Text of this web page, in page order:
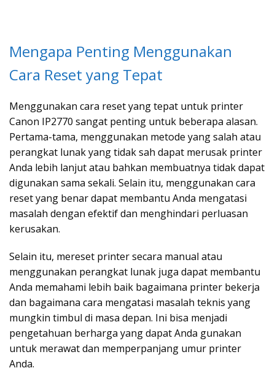
Mengapa Penting Menggunakan
Cara Reset yang Tepat
Menggunakan cara reset yang tepat untuk printer
Canon IP2770 sangat penting untuk beberapa alasan.
Pertama-tama, menggunakan metode yang salah atau
perangkat lunak yang tidak sah dapat merusak printer
Anda lebih lanjut atau bahkan membuatnya tidak dapat
digunakan sama sekali. Selain itu, menggunakan cara
reset yang benar dapat membantu Anda mengatasi
masalah dengan efektif dan menghindari perluasan
kerusakan.
Selain itu, mereset printer secara manual atau
menggunakan perangkat lunak juga dapat membantu
Anda memahami lebih baik bagaimana printer bekerja
dan bagaimana cara mengatasi masalah teknis yang
mungkin timbul di masa depan. Ini bisa menjadi
pengetahuan berharga yang dapat Anda gunakan
untuk merawat dan memperpanjang umur printer
Anda.